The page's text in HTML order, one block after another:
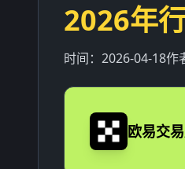
2026年
时间： 2026-04-18作
欧易交